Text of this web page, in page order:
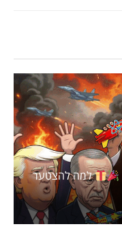
למה להצטער